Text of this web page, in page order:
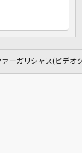
ーガリシャス(ビデオ